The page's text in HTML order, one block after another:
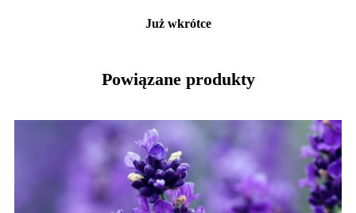
Już wkrótce
Powiązane produkty